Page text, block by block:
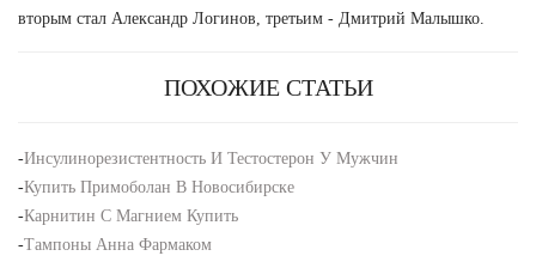
вторым стал Александр Логинов, третьим - Дмитрий Малышко.
ПОХОЖИЕ СТАТЬИ
-Инсулинорезистентность И Тестостерон У Мужчин
-Купить Примоболан В Новосибирске
-Карнитин С Магнием Купить
-Тампоны Анна Фармаком